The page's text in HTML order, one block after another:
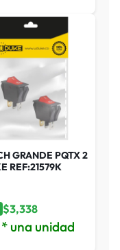
GRANDE PQTX 2
REF:21579K
$3,338
* una unidad